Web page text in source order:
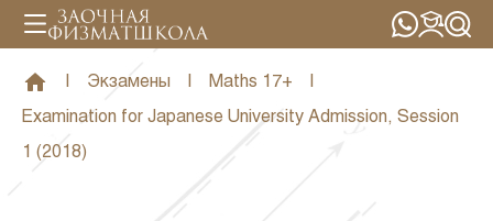
Экзамены Maths 17+
Examination for Japanese University Admission, Session
1 (2018)